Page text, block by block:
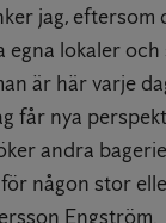
jag, eftersom
egna lokaler och
är här varje
får nya
andra
någon stor
Engström.